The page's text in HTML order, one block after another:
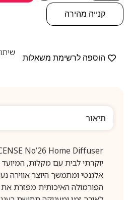
קנייה מהירה
הוספה לרשימת משאלות
תיאור
יוקרתי לבית עם מקלות, המיועד
אלגנטי ומתמשך היוצר אווירה
הפורמולה האיכותית מפזרת את